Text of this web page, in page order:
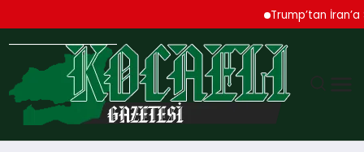
Trump’tan İran’a Sert